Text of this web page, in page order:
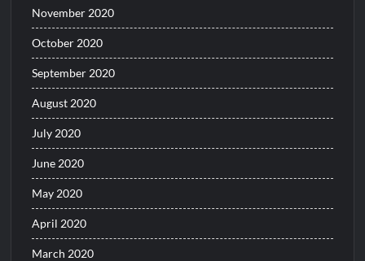
November 2020
October 2020
September 2020
August 2020
July 2020
June 2020
May 2020
April 2020
March 2020